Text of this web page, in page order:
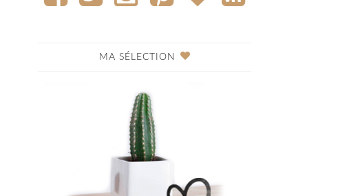
MA SÉLECTION